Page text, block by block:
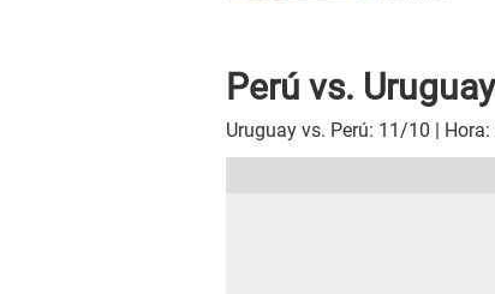
Perú vs.
Uruguay vs. Perú: 11/10 |